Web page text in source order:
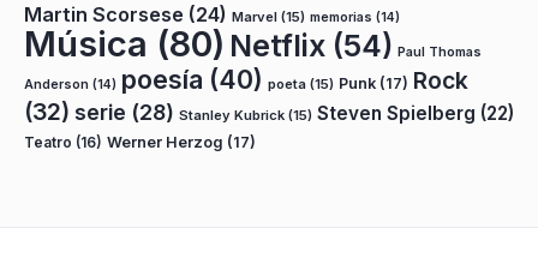
Martin Scorsese (24) Marvel (15) memorias (14)
Música (80) Netflix (54) Paul Thomas
Anderson (14) poesía (40) poeta (15) Punk (17) Rock
(32) serie (28) Stanley Kubrick (15) Steven Spielberg (22)
Teatro (16) Werner Herzog (17)